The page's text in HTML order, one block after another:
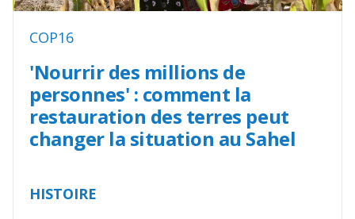
COP16
'Nourrir des millions de
personnes' : comment la
restauration des terres peut
changer la situation au Sahel
HISTOIRE